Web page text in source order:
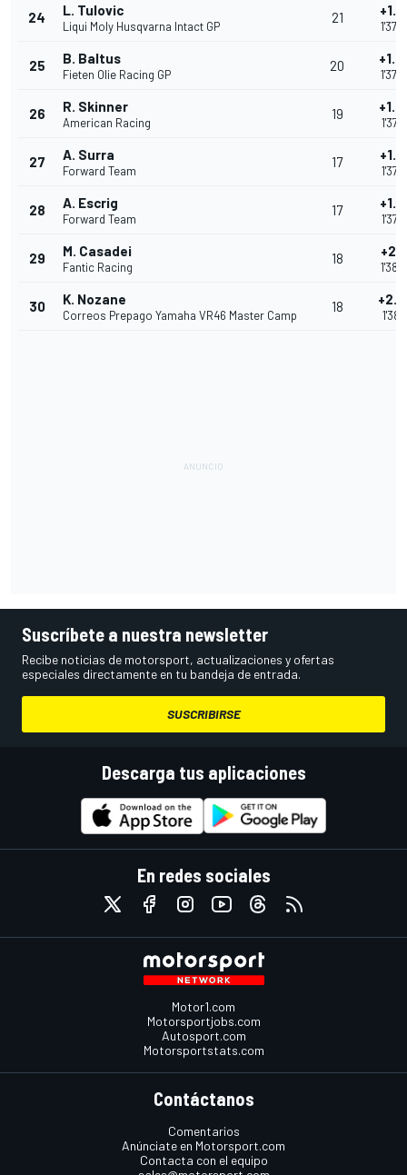
24 L. Tulovic
Liqui Moly Husqvarna Intact GP
21
25 B. Baltus
Fieten Olie Racing GP
20
26 R. Skinner
American Racing
19
27 A. Surra
Forward Team
17
28 A. Escrig
Forward Team
17
29 M. Casadei
Fantic Racing
18
30 K. Nozane
Correos Prepago Yamaha VR46 Master Camp
18
Suscríbete a nuestra newsletter
Recibe noticias de motorsport, actualizaciones y ofertas
especiales directamente en tu bandeja de entrada.
SUSCRIBIRSE
Descarga tus aplicaciones
En redes sociales
Motor1.com
Motorsportjobs.com
Autosport.com
Motorsportstats.com
Contáctanos
Comentarios
Anúnciate en Motorsport.com
Contacta con el equipo